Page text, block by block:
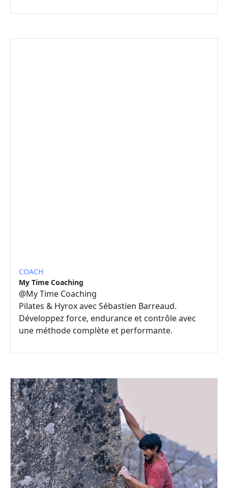
COACH
My Time Coaching
@My Time Coaching
Pilates & Hyrox avec Sébastien Barreaud.
Développez force, endurance et contrôle avec
une méthode complète et performante.